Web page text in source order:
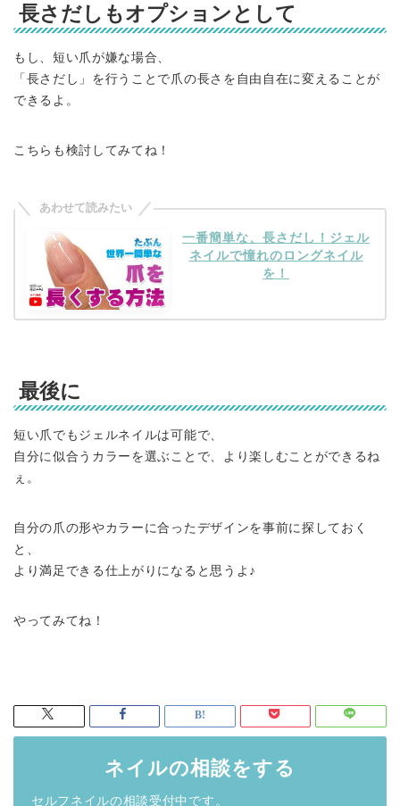
長さだしもオプションとして
もし、短い爪が嫌な場合、
「長さだし」を行うことで爪の長さを自由自在に変えることが
できるよ。
こちらも検討してみてね！
一番簡単な、長さだし！ジェル
ネイルで憧れのロングネイル
を！
最後に
短い爪でもジェルネイルは可能で、
自分に似合うカラーを選ぶことで、より楽しむことができるね
ぇ。
自分の爪の形やカラーに合ったデザインを事前に探しておく
と、
より満足できる仕上がりになると思うよ♪
やってみてね！
ネイルの相談をする
セルフネイルの相談受付中です。